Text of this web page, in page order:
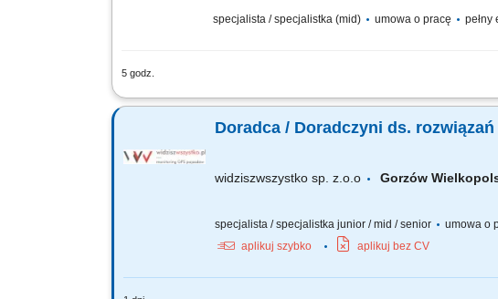
specjalista / specjalistka (mid) umowa o pracę pełny
5 godz.
Twój obszar odpowiedzialności: Budowanie
Doradca / Doradczyni ds.
widziszwszystko sp. z.o.o Gorzów
specjalista / specjalistka junior / mid / senior umowa o
aplikuj szybko
aplikuj bez CV